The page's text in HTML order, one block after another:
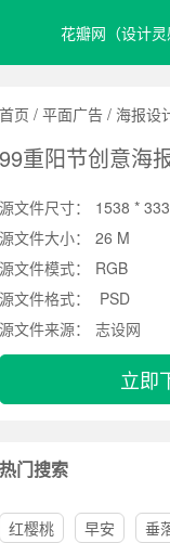
花瓣网（设计灵
首页 / 平面广告 / 海报设
99重阳节创意海
源文件尺寸：
1538 *
源文件大小：
26 M
源文件模式：
RGB
源文件格式：
PSD
源文件来源：
志设网
立即
热门搜索
红樱桃 早安 垂